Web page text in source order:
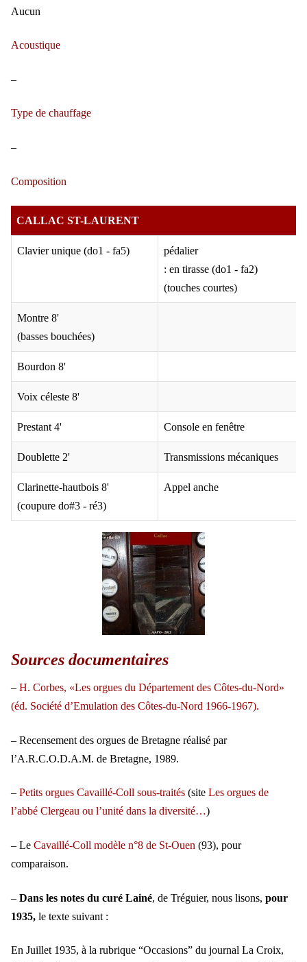
Aucun
Acoustique
–
Type de chauffage
–
Composition
CALLAC ST-LAURENT
Clavier unique (do1 - fa5)
pédalier
: en tirasse (do1 - fa2)
(touches courtes)
Montre 8'
(basses bouchées)
Bourdon 8'
Voix céleste 8'
Prestant 4' Console en fenêtre
Doublette 2' Transmissions mécaniques
Clarinette-hautbois 8'
(coupure do#3 - ré3)
Appel anche
Sources documentaires
– H. Corbes, «Les orgues du Département des Côtes-du-Nord»
(éd. Société d’Emulation des Côtes-du-Nord 1966-1967).
– Recensement des orgues de Bretagne réalisé par
l’A.R.C.O.D.A.M. de Bretagne, 1989.
– Petits orgues Cavaillé-Coll sous-traités (site Les orgues de
l’abbé Clergeau ou l’unité dans la diversité…)
– Le Cavaillé-Coll modèle n°8 de St-Ouen (93), pour
comparaison.
– Dans les notes du curé Lainé, de Tréguier, nous lisons, pour
1935, le texte suivant :
En Juillet 1935, à la rubrique “Occasions” du journal La Croix,